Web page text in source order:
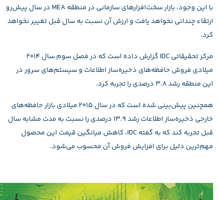
با این وجود، بازار سخت‌افزارهای سازمانی در منطقه MEA در سال پیش‌رو
ارتقاء چندانی نخواهد یافت و ارزش آن نسبت به سال قبل تغییر نخواهد
کرد.
مرکز تحقیقاتی IDC گزارش داده است که در فصل سوم سال ۲۰۱۴
میلادی فروش حافظه‌های ذخیره‌ساز اطلاعات و سیستم‌های سرور در
این منطقه رشد ۳.۸ درصدی را تجربه کرد.
همچنین پیش‌بینی شده است که در سال ۲۰۱۵ میلادی بازار حافظه‌های
خارجی ذخیره‌ساز اطلاعات رشد ۱۳.۹ درصدی را نسبت به مدت مشابه سال
قبل تجربه کند که به گفته IDC، کاهش میانگین قیمت این محصول
مهم‌ترین دلیل برای افزایش فروش آن محسوب می‌شود.